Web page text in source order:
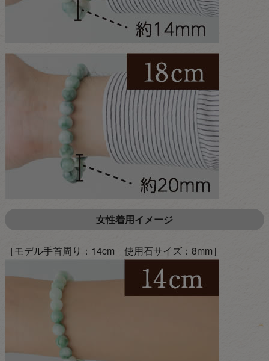
女性着用イメージ
［モデル手首周り：14cm 使用石サイズ：8mm］